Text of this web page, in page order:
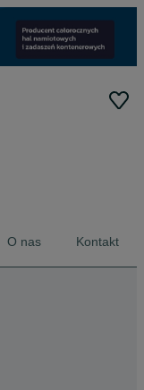
O nas Kontakt